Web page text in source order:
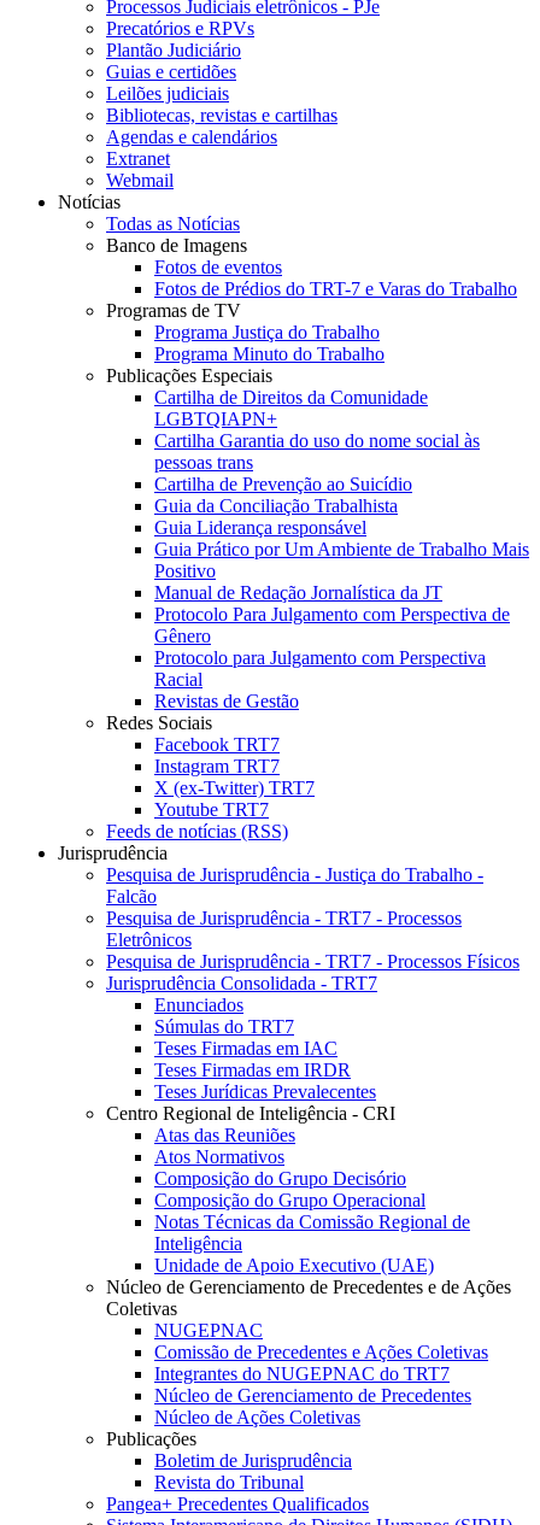
Processos Judiciais eletrônicos - PJe
Precatórios e RPVs
Plantão Judiciário
Guias e certidões
Leilões judiciais
Bibliotecas, revistas e cartilhas
Agendas e calendários
Extranet
Webmail
Notícias
Todas as Notícias
Banco de Imagens
Fotos de eventos
Fotos de Prédios do TRT-7 e Varas do Trabalho
Programas de TV
Programa Justiça do Trabalho
Programa Minuto do Trabalho
Publicações Especiais
Cartilha de Direitos da Comunidade
LGBTQIAPN+
Cartilha Garantia do uso do nome social às
pessoas trans
Cartilha de Prevenção ao Suicídio
Guia da Conciliação Trabalhista
Guia Liderança responsável
Guia Prático por Um Ambiente de Trabalho Mais
Positivo
Manual de Redação Jornalística da JT
Protocolo Para Julgamento com Perspectiva de
Gênero
Protocolo para Julgamento com Perspectiva
Racial
Revistas de Gestão
Redes Sociais
Facebook TRT7
Instagram TRT7
X (ex-Twitter) TRT7
Youtube TRT7
Feeds de notícias (RSS)
Jurisprudência
Pesquisa de Jurisprudência - Justiça do Trabalho -
Falcão
Pesquisa de Jurisprudência - TRT7 - Processos
Eletrônicos
Pesquisa de Jurisprudência - TRT7 - Processos Físicos
Jurisprudência Consolidada - TRT7
Enunciados
Súmulas do TRT7
Teses Firmadas em IAC
Teses Firmadas em IRDR
Teses Jurídicas Prevalecentes
Centro Regional de Inteligência - CRI
Atas das Reuniões
Atos Normativos
Composição do Grupo Decisório
Composição do Grupo Operacional
Notas Técnicas da Comissão Regional de
Inteligência
Unidade de Apoio Executivo (UAE)
Núcleo de Gerenciamento de Precedentes e de Ações
Coletivas
NUGEPNAC
Comissão de Precedentes e Ações Coletivas
Integrantes do NUGEPNAC do TRT7
Núcleo de Gerenciamento de Precedentes
Núcleo de Ações Coletivas
Publicações
Boletim de Jurisprudência
Revista do Tribunal
Pangea+ Precedentes Qualificados